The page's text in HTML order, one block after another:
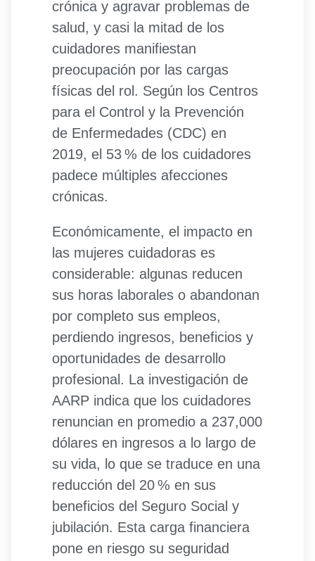
crónica y agravar problemas de
salud, y casi la mitad de los
cuidadores manifiestan
preocupación por las cargas
físicas del rol. Según los Centros
para el Control y la Prevención
de Enfermedades (CDC) en
2019, el 53 % de los cuidadores
padece múltiples afecciones
crónicas.
Económicamente, el impacto en
las mujeres cuidadoras es
considerable: algunas reducen
sus horas laborales o abandonan
por completo sus empleos,
perdiendo ingresos, beneficios y
oportunidades de desarrollo
profesional. La investigación de
AARP indica que los cuidadores
renuncian en promedio a 237,000
dólares en ingresos a lo largo de
su vida, lo que se traduce en una
reducción del 20 % en sus
beneficios del Seguro Social y
jubilación. Esta carga financiera
pone en riesgo su seguridad